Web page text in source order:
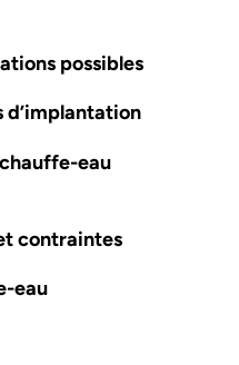
possibles
eau
contraintes
eau